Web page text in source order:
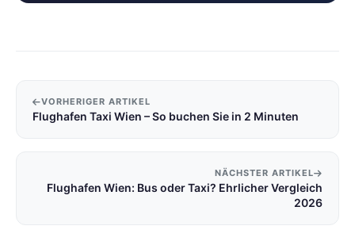
VORHERIGER ARTIKEL
Flughafen Taxi Wien – So buchen Sie in 2 Minuten
NÄCHSTER ARTIKEL
Flughafen Wien: Bus oder Taxi? Ehrlicher Vergleich
2026